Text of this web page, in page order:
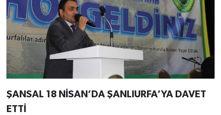
ŞANSAL 18 NİSAN’DA ŞANLIURFA’YA DAVET
ETTİ